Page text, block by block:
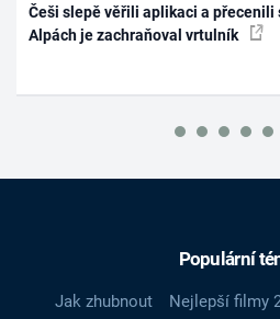
Češi slepě věřili aplikaci a přecenili
Alpách je zachraňoval vrtulník
Populární
Jak zhubnout Nejlepší filmy